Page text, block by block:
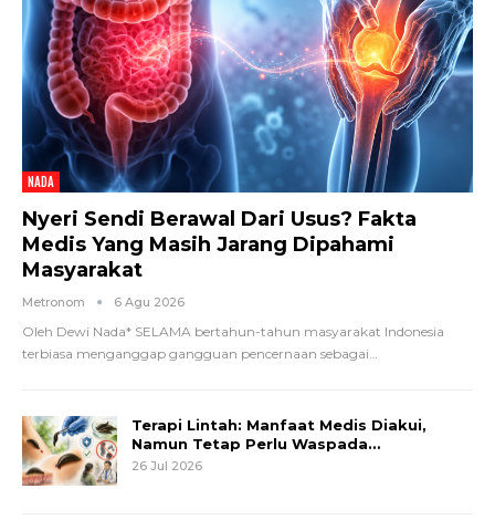
NADA
Nyeri Sendi Berawal Dari Usus? Fakta
Medis Yang Masih Jarang Dipahami
Masyarakat
Metronom 6 Agu 2026
Oleh Dewi Nada* SELAMA bertahun-tahun masyarakat Indonesia
terbiasa menganggap gangguan pencernaan sebagai
Terapi Lintah: Manfaat Medis Diakui,
Namun Tetap Perlu Waspada…
26 Jul 2026